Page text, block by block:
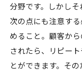
分野です。しかし
次の点にも注意す
めること。顧客か
されたら、リピー
とができます。そ